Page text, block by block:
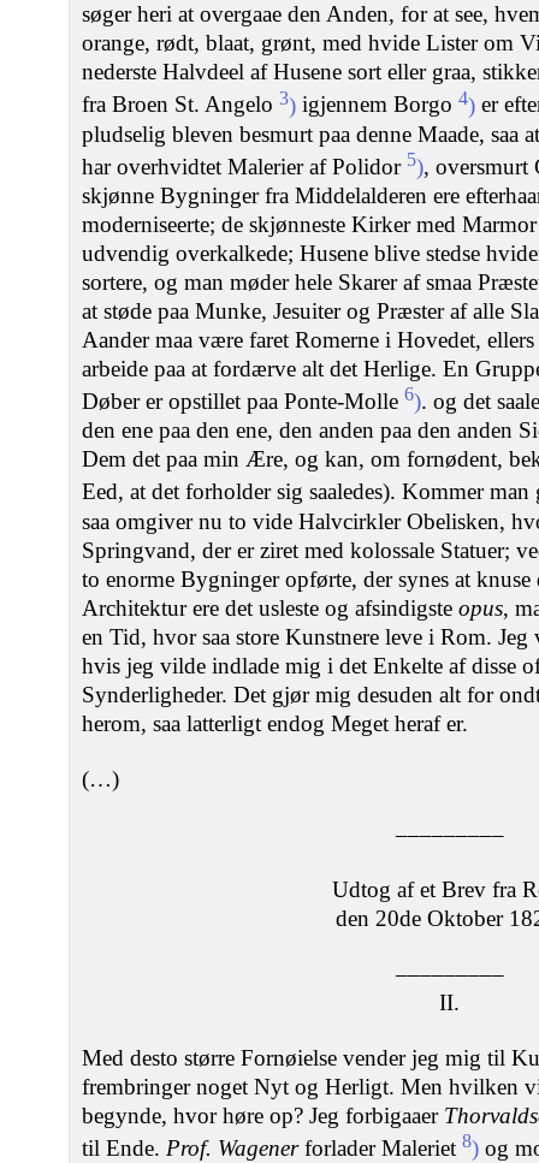
søger heri at overgaae den Anden, for at see,
orange, rødt, blaat, grønt, med hvide Lister om
nederste Halvdeel af Husene sort eller graa,
fra Broen St. Angelo 3) igjennem Borgo 4) er
pludselig bleven besmurt paa denne Maade, saa
har overhvidtet Malerier af Polidor 5), oversmurt
skjønne Bygninger fra Middelalderen ere
moderniseerte; de skjønneste Kirker med
udvendig overkalkede; Husene blive stedse
sortere, og man møder hele Skarer af smaa
at støde paa Munke, Jesuiter og Præster af alle
Aander maa være faret Romerne i Hovedet,
arbeide paa at fordærve alt det Herlige. En
Døber er opstillet paa Ponte-Molle 6). og det
den ene paa den ene, den anden paa den anden
Dem det paa min Ære, og kan, om fornødent,
Eed, at det forholder sig saaledes). Kommer
saa omgiver nu to vide Halvcirkler Obelisken,
Springvand, der er ziret med kolossale Statuer;
to enorme Bygninger opførte, der synes at
Architektur ere det usleste og afsindigste opus,
en Tid, hvor saa store Kunstnere leve i Rom.
hvis jeg vilde indlade mig i det Enkelte af disse
Synderligheder. Det gjør mig desuden alt for
herom, saa latterligt endog Meget heraf er.
(…)
–––––––––
Udtog af et Brev fra
den 20de Oktober
–––––––––
II.
Med desto større Fornøielse vender jeg mig til
frembringer noget Nyt og Herligt. Men hvilken
begynde, hvor høre op? Jeg forbigaaer
til Ende. Prof. Wagenerforlader Maleriet 8) og